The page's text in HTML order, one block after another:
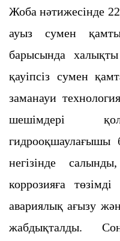
Жоба нәтижесінде
ауыз сумен
барысында
қауіпсіз сумен
заманауи
шешімдері
гидрооқшаулағышы
негізінде
коррозияға
авариялық ағызу
жабдықталды.